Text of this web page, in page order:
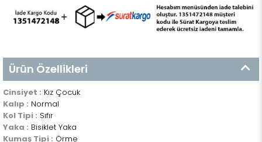
Ürün Özellikleri
Cinsiyet : Kız Çocuk
Kalıp : Normal
Kol Tipi : Sıfır
Yaka : Bisiklet Yaka
Kumaş Tipi : Örme